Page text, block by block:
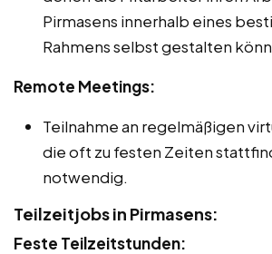
Pirmasens innerhalb eines
Rahmens selbst gestalten
Remote Meetings:
Teilnahme an regelmäßigen
die oft zu festen Zeiten
notwendig.
Teilzeitjobs in Pirmasens:
Feste Teilzeitstunden: